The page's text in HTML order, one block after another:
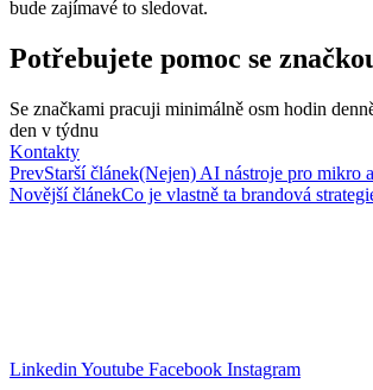
bude zajímavé to sledovat.
Potřebujete pomoc se
Se značkami pracuji minimálně osm hodin
den v týdnu
Kontakty
PrevStarší článek(Nejen) AI nástroje pro mikro
Novější článekCo je vlastně ta brandová
Linkedin Youtube Facebook Instagram